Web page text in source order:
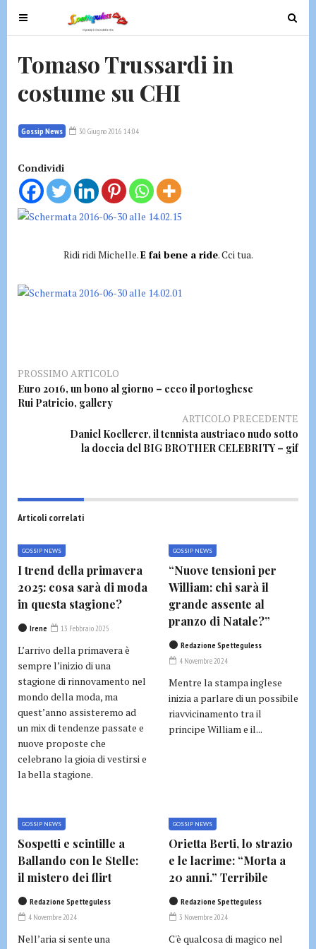
T
o
e
a
i
g
a
t
T
o
Tomaso Trussardi in
costume su CHI
Gossip News 30 Giugno 2016 14:04
Condividi
Ridi ridi Michelle.E fai bene a ride. Cci tua.
PROSSIMO ARTICOLO
Euro 2016, un bono al giorno – ecco il portoghese
Rui Patricio, gallery
ARTICOLO PRECEDENTE
Daniel Koellerer, il tennista austriaco nudo sotto
la doccia del BIG BROTHER CELEBRITY – gif
Articoli correlati
GOSSIP NEWS
I trend della primavera
2025: cosa sarà di moda
in questa stagione?
Irene 13 Febbraio 2025
L’arrivo della primavera è
sempre l’inizio di una
stagione di rinnovamento nel
mondo della moda, ma
quest’anno assisteremo ad
un mix di tendenze passate e
nuove proposte che
celebrano la gioia di vestirsi e
la bella stagione.
GOSSIP NEWS
“Nuove tensioni per
William: chi sarà il
grande assente al
pranzo di Natale?”
Redazione Spetteguless
4 Novembre 2024
Mentre la stampa inglese
inizia a parlare di un possibile
riavvicinamento tra il
principe William e il...
GOSSIP NEWS
Sospetti e scintille a
Ballando con le Stelle:
il mistero dei flirt
Redazione Spetteguless
4 Novembre 2024
Nell’aria si sente una
GOSSIP NEWS
Orietta Berti, lo strazio
e le lacrime: “Morta a
20 anni.” Terribile
Redazione Spetteguless
3 Novembre 2024
C'è qualcosa di magico nel